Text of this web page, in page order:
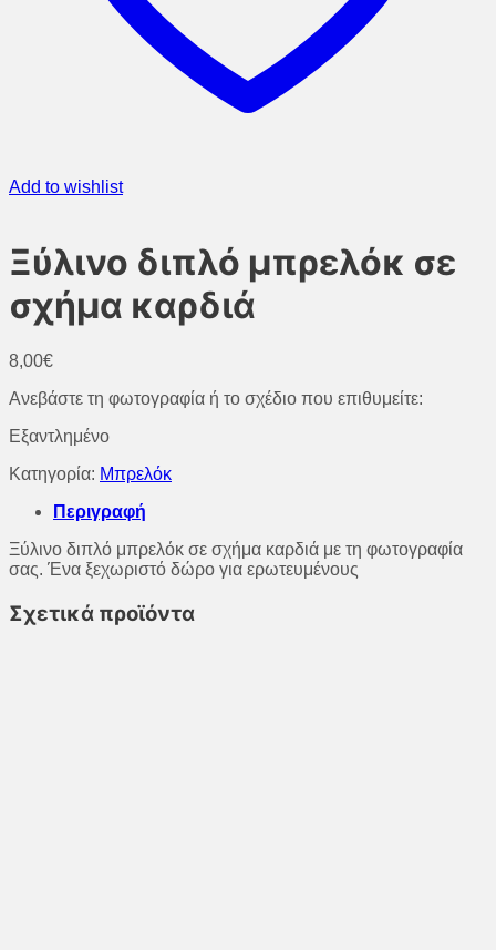
Add to wishlist
Ξύλινο διπλό μπρελόκ σε
σχήμα καρδιά
8,00€
Ανεβάστε τη φωτογραφία ή το σχέδιο που επιθυμείτε:
Εξαντλημένο
Κατηγορία: Μπρελόκ
Περιγραφή
Ξύλινο διπλό μπρελόκ σε σχήμα καρδιά με τη φωτογραφία
σας. Ένα ξεχωριστό δώρο για ερωτευμένους
Σχετικά προϊόντα